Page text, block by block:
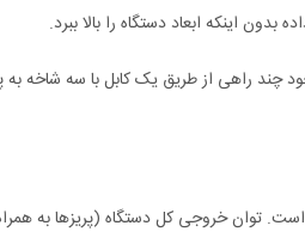
چند راهی از طریق یک کابل با سه شاخه